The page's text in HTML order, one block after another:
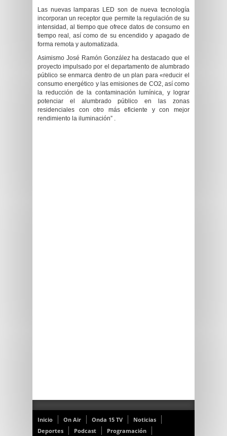
Las nuevas lamparas LED son de nueva tecnología
incorporan un receptor que permite la regulación de su
intensidad, al tiempo que ofrece datos de consumo en
tiempo real, así como de su encendido y apagado de
forma remota y automatizada.
Asimismo José Ramón González ha destacado que el
proyecto impulsado por el departamento de alumbrado
público se enmarca dentro de un plan para «reducir el
consumo energético y las emisiones de CO2, así como
la reducción de la contaminación lumínica, y lograr
potenciar el alumbrado público en las zonas
residenciales con otro más eficiente y con mejor
rendimiento la iluminación” .
Inicio On Air Onda 15 TV
Noticias
Deportes
Podcast Programación